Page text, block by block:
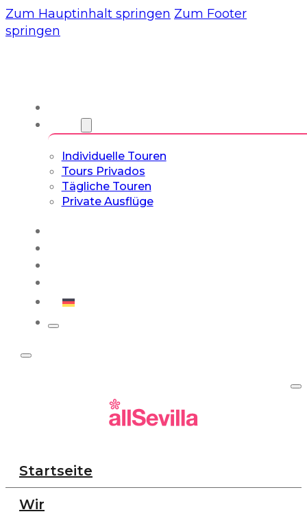
Zum Hauptinhalt springen Zum Footer
springen
Individuelle Touren
Tours Privados
Tägliche Touren
Private Ausflüge
Startseite
Wir